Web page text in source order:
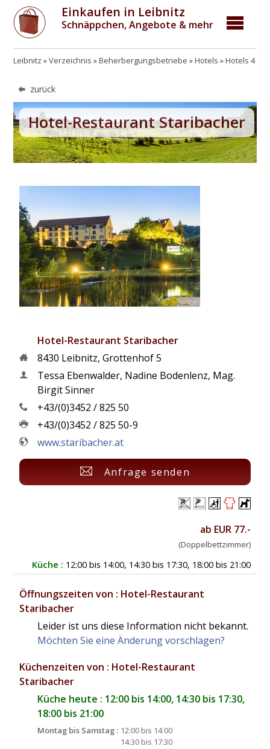
Einkaufen in Leibnitz
Schnäppchen, Angebote & mehr
Leibnitz Verzeichnis Beherbergungsbetriebe Hotels Hotels 4
zurück
Hotel-Restaurant Staribacher
Hotel-Restaurant Staribacher
8430 Leibnitz,Grottenhof 5
Tessa Ebenwalder, Nadine Bodenlenz, Mag.
Birgit Sinner
+43/(0)3452 / 825 50
+43/(0)3452 / 825 50-9
www.staribacher.at
Anfrage senden
ab EUR 77.-
(Doppelbettzimmer)
Küche : 12:00 bis 14:00, 14:30 bis 17:30, 18:00 bis 21:00
Öffnungszeiten von : Hotel-Restaurant
Staribacher
Leider ist uns diese Information nicht bekannt.
Möchten Sie eine Änderung vorschlagen?
Küchenzeiten von : Hotel-Restaurant
Staribacher
Küche heute : 12:00 bis 14:00, 14:30 bis 17:30,
18:00 bis 21:00
Montag bis Samstag : 12:00 bis 14:00
14:30 bis 17:30